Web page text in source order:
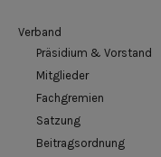
Verband
Präsidium & Vorstand
Mitglieder
Fachgremien
Satzung
Beitragsordnung